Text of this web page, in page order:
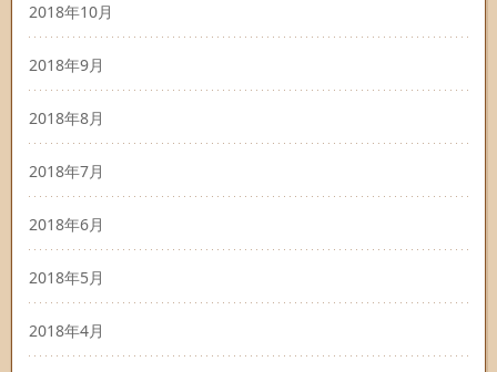
2018年10月
2018年9月
2018年8月
2018年7月
2018年6月
2018年5月
2018年4月